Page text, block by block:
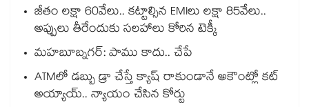
జీతం లక్షా 60వేలు.. కట్టాల్సిన EMIలు లక్షా 85వేలు..
అప్పులు తీరేందుకు సలహాలు కోరిన టెక్కీ
మహబూబ్నగర్: పాము కాదు.. చేపే
ATMలో డబ్బు డ్రా చేస్తే క్యాష్ రాకుండానే అకౌంట్లో కట్
అయ్యాయ్.. న్యాయం చేసిన కోర్టు